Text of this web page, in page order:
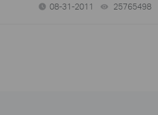
08-31-2011 25765498